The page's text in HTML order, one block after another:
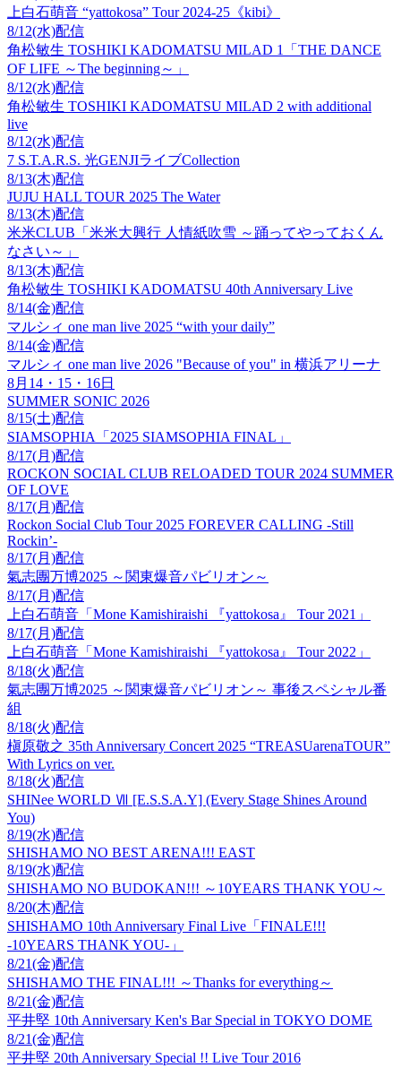
上白石萌音 “yattokosa” Tour 2024-25《kibi》
8/12(水)配信
角松敏生 TOSHIKI KADOMATSU MILAD 1「THE DANCE
OF LIFE ～The beginning～」
8/12(水)配信
角松敏生 TOSHIKI KADOMATSU MILAD 2 with additional
live
8/12(水)配信
7 S.T.A.R.S. 光GENJIライブCollection
8/13(木)配信
JUJU HALL TOUR 2025 The Water
8/13(木)配信
米米CLUB「米米大興行 人情紙吹雪 ～踊ってやっておくん
なさい～」
8/13(木)配信
角松敏生 TOSHIKI KADOMATSU 40th Anniversary Live
8/14(金)配信
マルシィ one man live 2025 “with your daily”
8/14(金)配信
マルシィ one man live 2026 "Because of you" in 横浜アリーナ
8月14・15・16日
SUMMER SONIC 2026
8/15(土)配信
SIAMSOPHIA「2025 SIAMSOPHIA FINAL」
8/17(月)配信
ROCKON SOCIAL CLUB RELOADED TOUR 2024 SUMMER
OF LOVE
8/17(月)配信
Rockon Social Club Tour 2025 FOREVER CALLING -Still
Rockin’-
8/17(月)配信
氣志團万博2025 ～関東爆音パビリオン～
8/17(月)配信
上白石萌音「Mone Kamishiraishi 『yattokosa』 Tour 2021」
8/17(月)配信
上白石萌音「Mone Kamishiraishi 『yattokosa』 Tour 2022」
8/18(火)配信
氣志團万博2025 ～関東爆音パビリオン～ 事後スペシャル番
組
8/18(火)配信
槇原敬之 35th Anniversary Concert 2025 “TREASUarenaTOUR”
With Lyrics on ver.
8/18(火)配信
SHINee WORLD Ⅶ [E.S.S.A.Y] (Every Stage Shines Around
You)
8/19(水)配信
SHISHAMO NO BEST ARENA!!! EAST
8/19(水)配信
SHISHAMO NO BUDOKAN!!! ～10YEARS THANK YOU～
8/20(木)配信
SHISHAMO 10th Anniversary Final Live「FINALE!!!
-10YEARS THANK YOU-」
8/21(金)配信
SHISHAMO THE FINAL!!! ～Thanks for everything～
8/21(金)配信
平井堅 10th Anniversary Ken's Bar Special in TOKYO DOME
8/21(金)配信
平井堅 20th Anniversary Special !! Live Tour 2016